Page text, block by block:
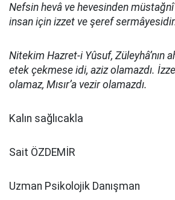
Nefsin hevâ ve hevesinden
insan için izzet ve şeref
Nitekim Hazret-i Yûsuf, Züleyhâ’nın
etek çekmese idi, aziz olamazdı.
olamaz, Mısır’a vezir olamazdı.
Kalın sağlıcakla
Sait ÖZDEMİR
Uzman Psikolojik Danışman